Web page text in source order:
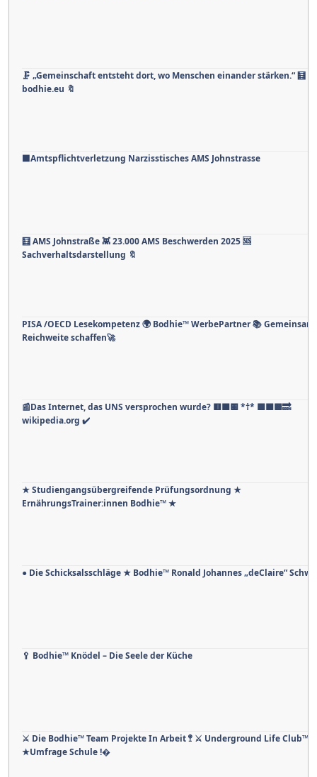
🗜 „Gemeinschaft entsteht dort, wo Menschen einander stärken.“ 🧮
bodhie.eu 🔖
⬛️Amtspflichtverletzung Narzisstisches AMS Johnstrasse
🧮 AMS Johnstraße 👾 23.000 AMS Beschwerden 2025 🆘
Sachverhaltsdarstellung 🔖
PISA /OECD Lesekompetenz 🌍 Bodhie™ WerbePartner 📚 Gemeinsam
Reichweite schaffen🚀
📰Das Internet, das UNS versprochen wurde? 🟥🟧🟨 *†* 🟩🟦🟪🔜
wikipedia.org ✔️
★ Studiengangsübergreifende Prüfungsordnung ★
ErnährungsTrainer:innen Bodhie™ ★
● Die Schicksalsschläge ★ Bodhie™ Ronald Johannes „deClaire“
🥄 Bodhie™ Knödel – Die Seele der Küche
⚔ Die Bodhie™ Team Projekte In Arbeit 🚏 ⚔ Underground Life Club™
★Umfrage Schule !�